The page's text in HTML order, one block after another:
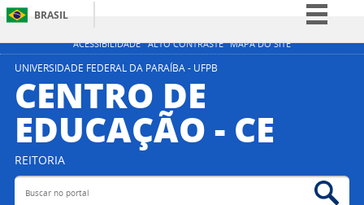
ACESSIBILIDADE ALTO CONTRASTE MAPA DO SITE
BRASIL
Simplifique!
Acesso à informação
Legislação
UNIVERSIDADE FEDERAL DA PARAÍBA - UFPB
CENTRO DE
EDUCAÇÃO - CE
REITORIA
Buscar no portal